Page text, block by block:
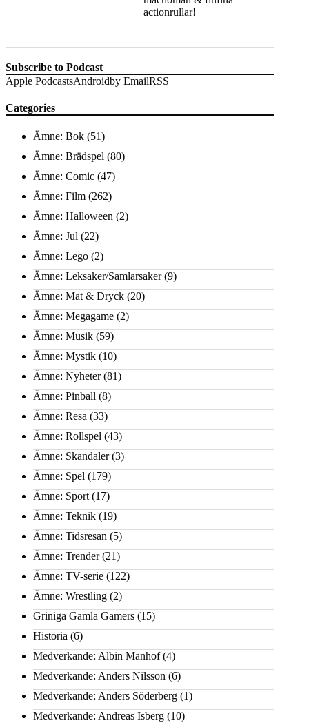
actionrullar!
Subscribe to Podcast
Apple PodcastsAndroidby EmailRSS
Categories
Ämne: Bok (51)
Ämne: Brädspel (80)
Ämne: Comic (47)
Ämne: Film (262)
Ämne: Halloween (2)
Ämne: Jul (22)
Ämne: Lego (2)
Ämne: Leksaker/Samlarsaker(9)
Ämne: Mat & Dryck (20)
Ämne: Megagame (2)
Ämne: Musik (59)
Ämne: Mystik (10)
Ämne: Nyheter(81)
Ämne: Pinball (8)
Ämne: Resa (33)
Ämne: Rollspel (43)
Ämne: Skandaler(3)
Ämne: Spel (179)
Ämne: Sport (17)
Ämne: Teknik (19)
Ämne: Tidsresan (5)
Ämne: Trender(21)
Ämne: TV-serie (122)
Ämne: Wrestling (2)
Griniga Gamla Gamers (15)
Historia (6)
Medverkande: Albin Manhof(4)
Medverkande: Anders Nilsson (6)
Medverkande: Anders Söderberg (1)
Medverkande: Andreas Isberg (10)